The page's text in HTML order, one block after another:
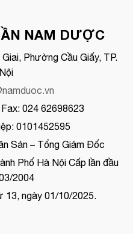
NAM DƯỢC
Phường Cầu Giấy, TP.
024 62698623
0101452595
Sản – Tổng Giám Đốc
Phố Hà Nội Cấp lần đầu
2004
13, ngày 01/10/2025.